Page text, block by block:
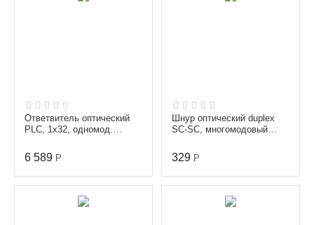
Ответвитель оптический
PLC, 1х32, одномод.
1260-1650 nm, 1 m, ...
6 589 Р
Шнур оптический duplex
SC-SC, многомодовый
мм, длина 3 м
329 Р